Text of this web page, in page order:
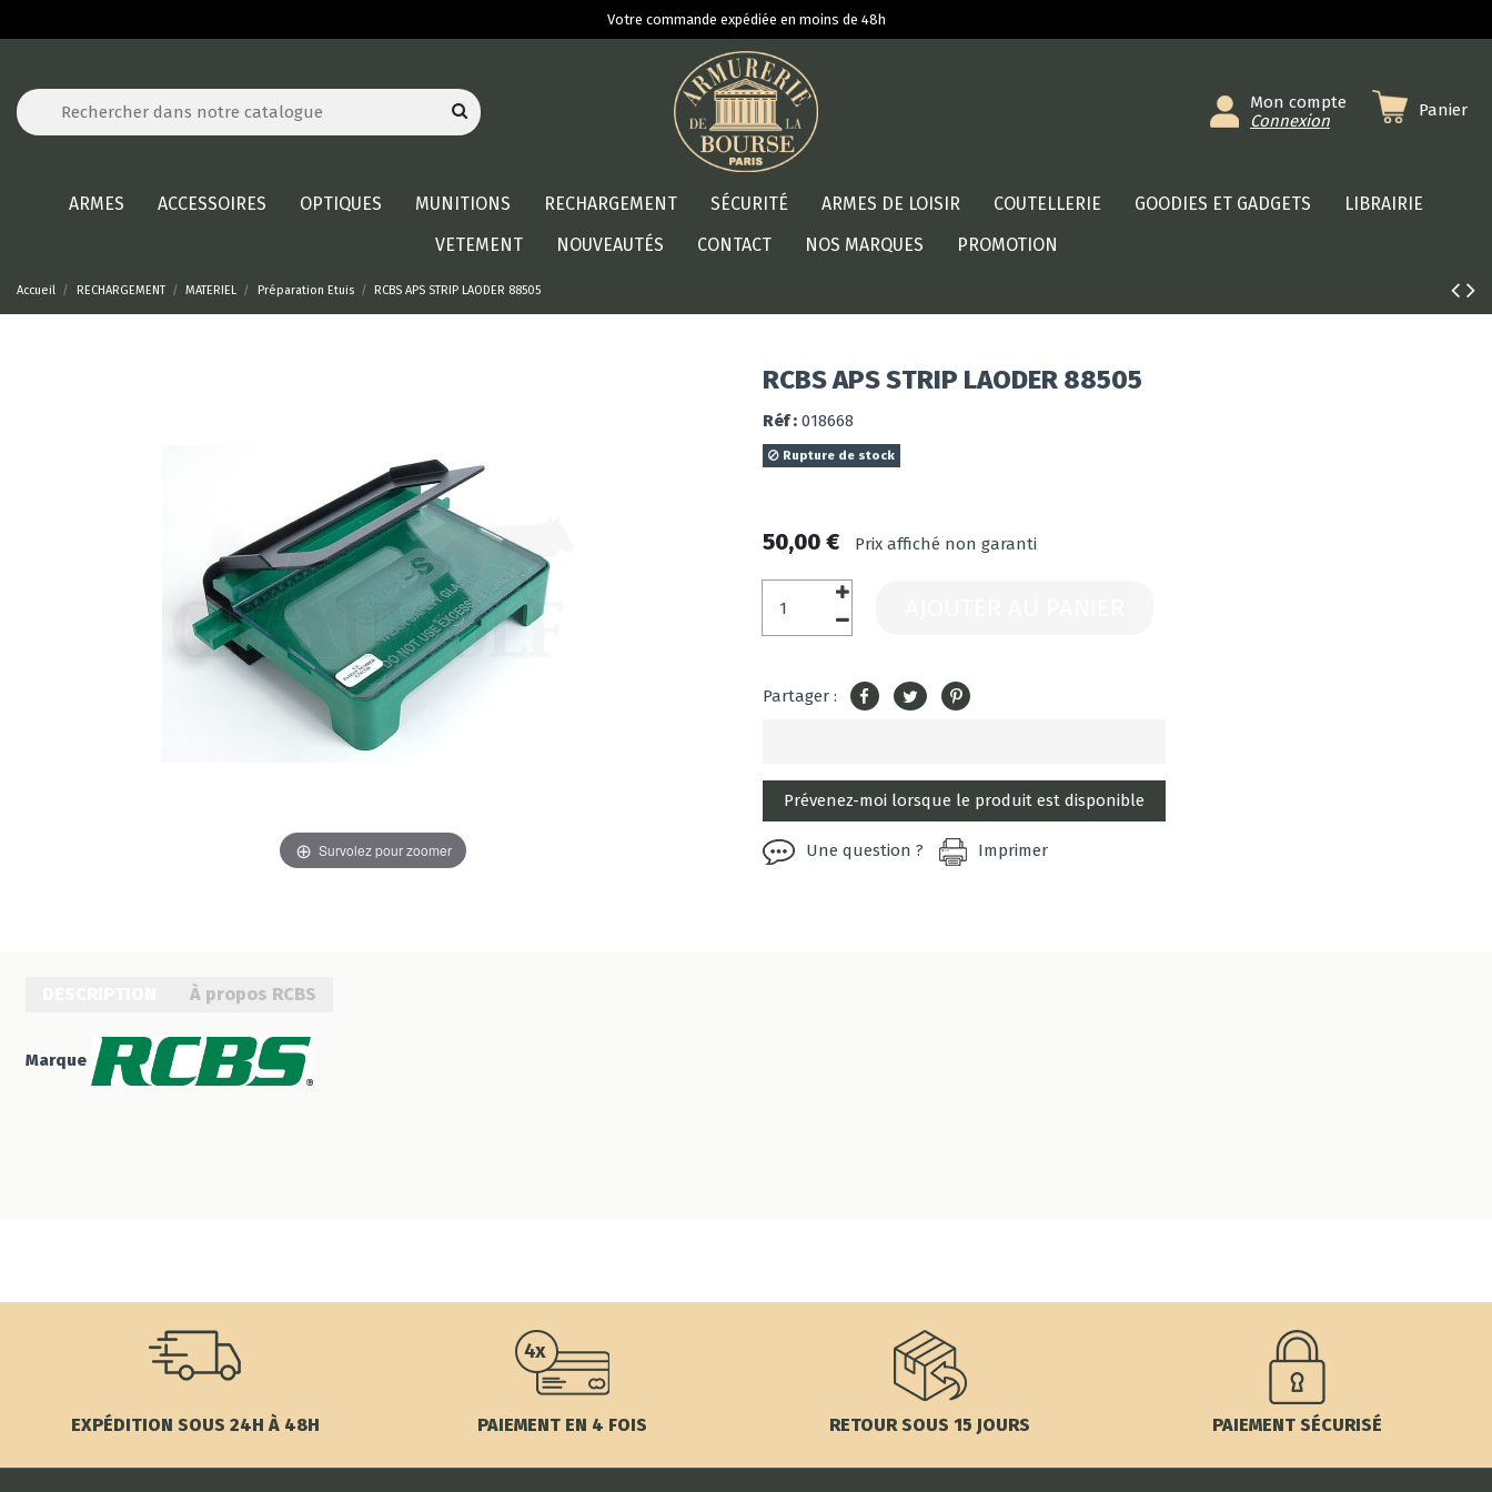
Votre commande expédiée en moins de 48h
Mon compte
Connexion
Panier
ARMES ACCESSOIRES OPTIQUES MUNITIONS RECHARGEMENT SÉCURITÉ ARMES DE LOISIR COUTELLERIE GOODIES ET GADGETS
LIBRAIRIE
VETEMENT
NOUVEAUTÉS CONTACT NOS MARQUES PROMOTION
Accueil RECHARGEMENT MATERIEL Préparation Etuis RCBS APS STRIP LAODER 88505
Survolez pour zoomer
RCBS APS STRIP LAODER 88505
Réf : 018668
Rupture de stock
50,00 € Prix affiché non garanti
Partager :
Une question ? Imprimer
À propos RCBS
Marque
EXPÉDITION SOUS 24H À 48H PAIEMENT EN 4 FOIS RETOUR SOUS 15 JOURS PAIEMENT SÉCURISÉ